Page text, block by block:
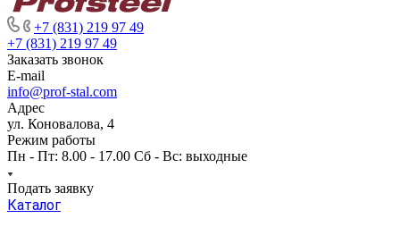
+7 (831) 219 97 49
+7 (831) 219 97 49
Заказать звонок
E-mail
info@prof-stal.com
Адрес
ул. Коновалова, 4
Режим работы
Пн - Пт: 8.00 - 17.00 Сб - Вс: выходные
Подать заявку
Каталог